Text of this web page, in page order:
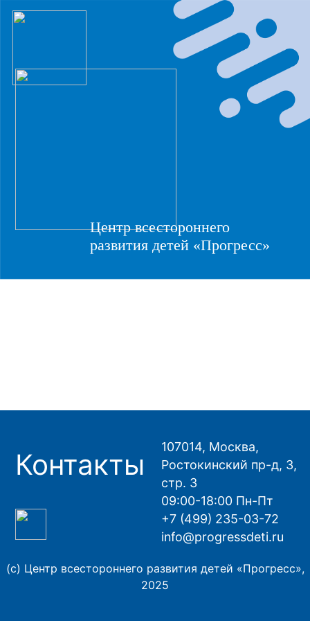
Центр всестороннего
развития детей «Прогресс»
Контакты
107014, Москва,
Ростокинский пр-д, 3,
стр. 3
09:00-18:00 Пн-Пт
+7 (499) 235-03-72
info@progressdeti.ru
(с) Центр всестороннего развития детей «Прогресс»,
2025